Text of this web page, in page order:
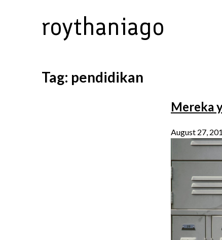
roythaniago
Tag: pendidikan
Mereka
August 27,